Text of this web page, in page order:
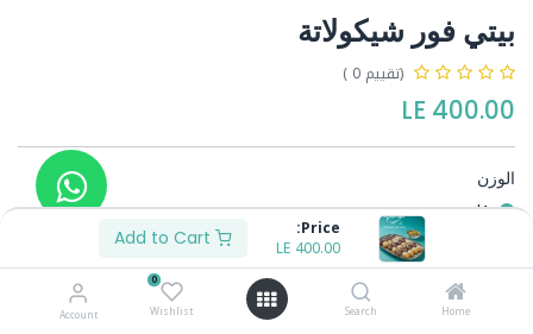
Price:
400.00
LE
Home
Search
0
Wishlist
Account
بيتي فور شيكولاتة
(تقييم 0 )
400.00
الوزن
1ك
-
190.00